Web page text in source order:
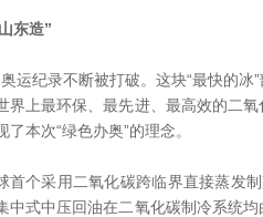
东造”
纪录不断被打破。这块“最快的冰
界上最环保、最先进、最高效的二
本次“绿色办奥”的理念。
个采用二氧化碳跨临界直接蒸发
中式中压回油在二氧化碳制冷系统